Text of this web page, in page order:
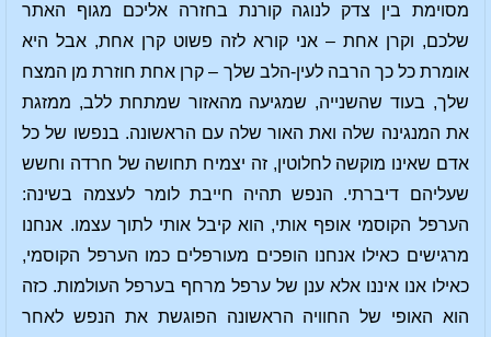
מסוימת בין צדק לנוגה קורנת בחזרה אליכם מגוף האתר
שלכם, וקרן אחת – אני קורא לזה פשוט קרן אחת, אבל היא
אומרת כל כך הרבה לעין-הלב שלך – קרן אחת חוזרת מן המצח
שלך, בעוד שהשנייה, שמגיעה מהאזור שמתחת ללב, ממזגת
את המנגינה שלה ואת האור שלה עם הראשונה. בנפשו של כל
אדם שאינו מוקשה לחלוטין, זה יצמיח תחושה של חרדה וחשש
שעליהם דיברתי. הנפש תהיה חייבת לומר לעצמה בשינה:
הערפל הקוסמי אופף אותי, הוא קיבל אותי לתוך עצמו. אנחנו
מרגישים כאילו אנחנו הופכים מעורפלים כמו הערפל הקוסמי,
כאילו אנו איננו אלא ענן של ערפל מרחף בערפל העולמות. כזה
הוא האופי של החוויה הראשונה הפוגשת את הנפש לאחר